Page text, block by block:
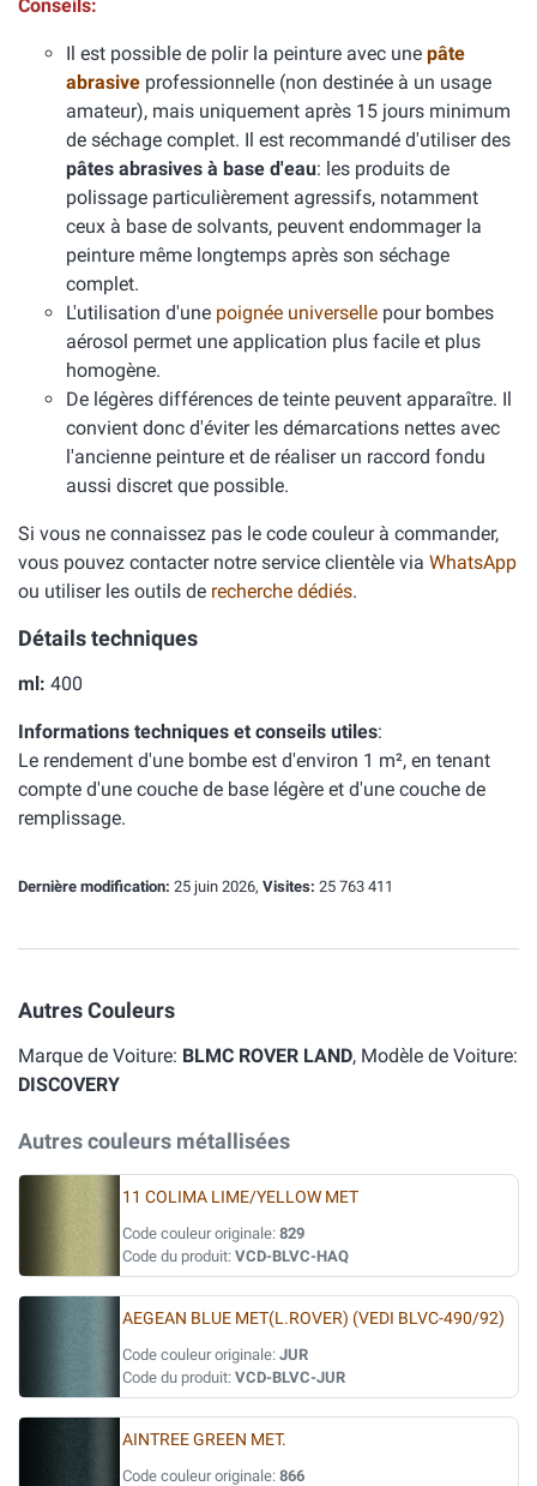
Conseils:
Il est possible de polir la peinture avec une pâte
abrasive professionnelle (non destinée à un usage
amateur), mais uniquement après 15 jours minimum
de séchage complet. Il est recommandé d'utiliser des
pâtes abrasives à base d'eau: les produits de
polissage particulièrement agressifs, notamment
ceux à base de solvants, peuvent endommager la
peinture même longtemps après son séchage
complet.
L'utilisation d'une poignée universelle pour bombes
aérosol permet une application plus facile et plus
homogène.
De légères différences de teinte peuvent apparaître. Il
convient donc d'éviter les démarcations nettes avec
l'ancienne peinture et de réaliser un raccord fondu
aussi discret que possible.
Si vous ne connaissez pas le code couleur à commander,
vous pouvez contacter notre service clientèle via WhatsApp
ou utiliser les outils de recherche dédiés.
Détails techniques
ml: 400
Informations techniques et conseils utiles:
Le rendement d'une bombe est d'environ 1 m², en tenant
compte d'une couche de base légère et d'une couche de
remplissage.
Dernière modification: 25 juin 2026, Visites: 25 763 411
Autres Couleurs
Marque de Voiture: BLMC ROVER LAND, Modèle de Voiture:
DISCOVERY
Autres couleurs métallisées
11 COLIMA LIME/YELLOW MET
Code couleur originale: 829
Code du produit: VCD-BLVC-HAQ
AEGEAN BLUE MET(L.ROVER) (VEDI BLVC-490/92)
Code couleur originale: JUR
Code du produit: VCD-BLVC-JUR
AINTREE GREEN MET.
Code couleur originale: 866